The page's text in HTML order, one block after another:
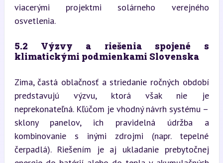
viacerými projektmi solárneho verejného
osvetlenia.
5.2 Výzvy a riešenia spojené s
klimatickými podmienkami Slovenska
Zima, častá oblačnosť a striedanie ročných období
predstavujú výzvu, ktorá však nie je
neprekonateľná. Kľúčom je vhodný návrh systému –
sklony panelov, ich pravidelná údržba a
kombinovanie s inými zdrojmi (napr. tepelné
čerpadlá). Riešením je aj ukladanie prebytočnej